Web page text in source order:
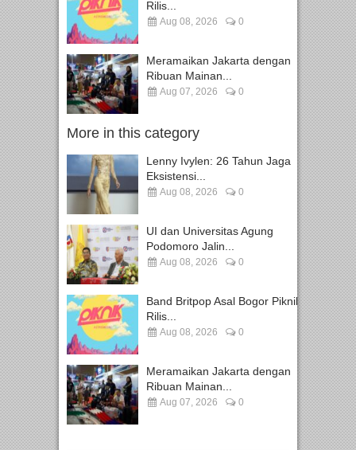
Rilis...
Aug 08, 2026 0
Meramaikan Jakarta dengan
Ribuan Mainan...
Aug 07, 2026 0
More in this category
Lenny Ivylen: 26 Tahun Jaga
Eksistensi...
Aug 08, 2026 0
UI dan Universitas Agung
Podomoro Jalin...
Aug 08, 2026 0
Band Britpop Asal Bogor Piknik
Rilis...
Aug 08, 2026 0
Meramaikan Jakarta dengan
Ribuan Mainan...
Aug 07, 2026 0